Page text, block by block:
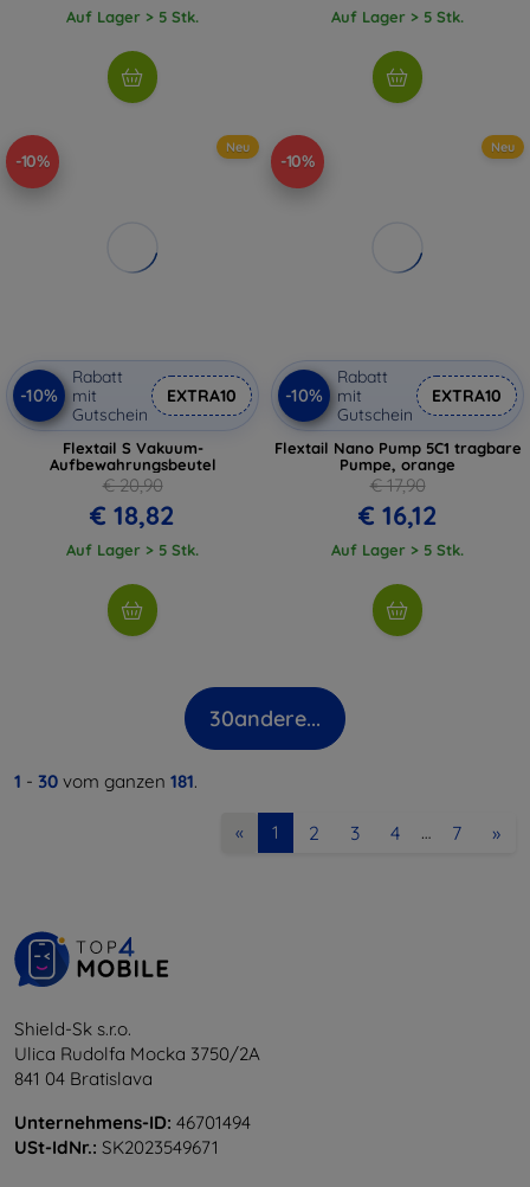
Auf Lager > 5 Stk. Auf Lager > 5 Stk.
-10%
Neu
-10%
Rabatt
mit
Gutschein
EXTRA10
Flextail S Vakuum-
Aufbewahrungsbeutel
€ 20,90
€ 18,82
Auf Lager > 5 Stk.
-10%
Neu
-10%
Rabatt
mit
Gutschein
EXTRA10
Flextail Nano Pump 5C1 tragbare
Pumpe, orange
€ 17,90
€ 16,12
Auf Lager > 5 Stk.
30andere...
1 - 30 vom ganzen 181.
« 1 2 3 4 … 7 »
Shield-Sk s.r.o.
Ulica Rudolfa Mocka 3750/2A
841 04 Bratislava
Unternehmens-ID: 46701494
USt-IdNr.: SK2023549671